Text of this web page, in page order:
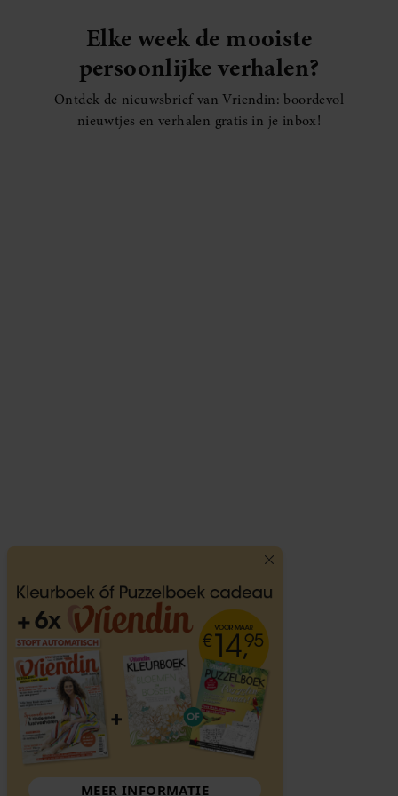
Elke week de mooiste
persoonlijke verhalen?
Ontdek de nieuwsbrief van Vriendin: boordevol
nieuwtjes en verhalen gratis in je inbox!
MEER INFORMATIE